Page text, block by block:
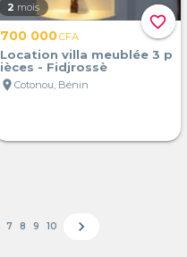
favorite_border
2 mois
700 000CFA
Location villa meublée 3 p
ièces - Fidjrossè
location_on Cotonou, Bénin
7 8 9 10 chevron_right